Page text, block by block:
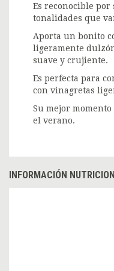
Es reconocible por
tonalidades que
Aporta un bonito
ligeramente
suave y crujiente.
Es perfecta para
con vinagretas
Su mejor
el verano.
INFORMACIÓN